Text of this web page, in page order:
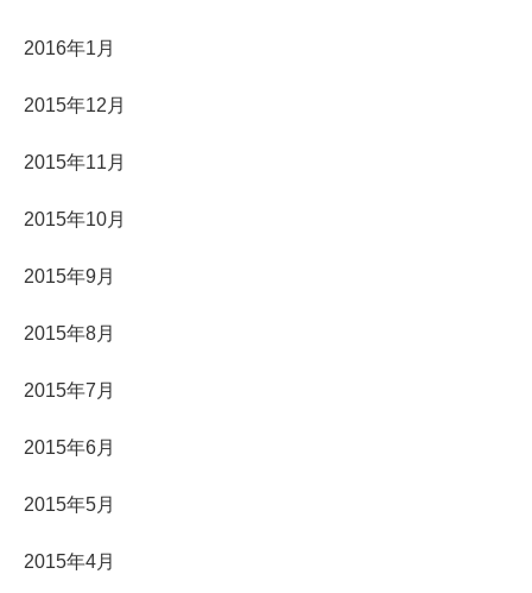
2016年1月
2015年12月
2015年11月
2015年10月
2015年9月
2015年8月
2015年7月
2015年6月
2015年5月
2015年4月